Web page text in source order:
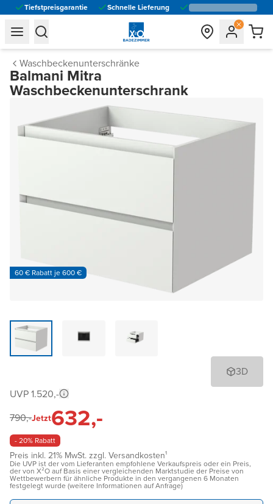
Tiefstpreisgarantie Schnelle Lieferung
general.navigation.toggle_menu.label
general.navigation.toggle_menu.label
Waschbeckenunterschränke
Balmani Mitra
Waschbeckenunterschrank
60 € Rabatt je 600 €
3D
UVP 1.520,-
790,-Jetzt632,-
- 20% Rabatt
Preis inkl. 21% MwSt. zzgl. Versandkosten¹
Die UVP ist der vom Lieferanten empfohlene Verkaufspreis oder ein Preis,
der von X²O auf Basis einer vergleichenden Marktstudie der Preise von
Wettbewerbern für ähnliche Produkte in den vergangenen 6 Monaten
festgelegt wurde (weitere Informationen auf Anfrage)